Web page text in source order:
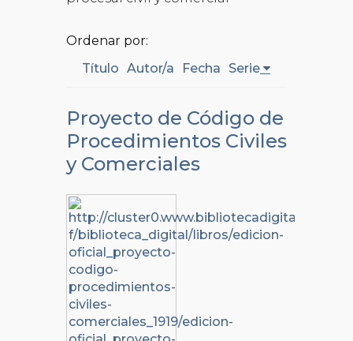
Ordenar por:
Título Autor/a Fecha Serie
Proyecto de Código de
Procedimientos Civiles
y Comerciales